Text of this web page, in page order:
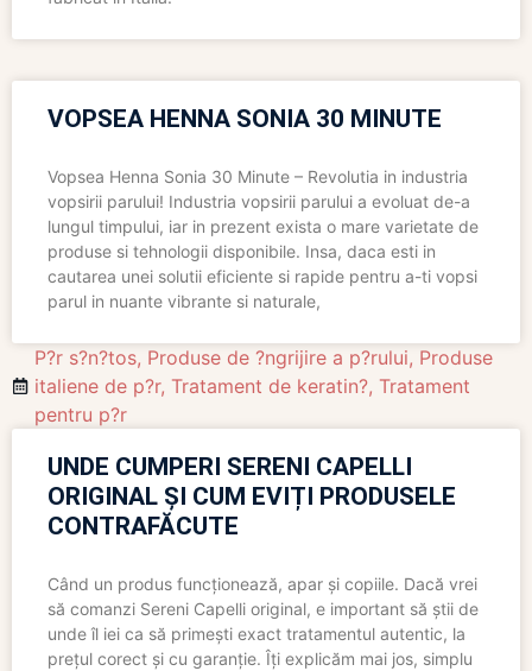
VOPSEA HENNA SONIA 30 MINUTE
Vopsea Henna Sonia 30 Minute – Revolutia in industria
vopsirii parului! Industria vopsirii parului a evoluat de-a
lungul timpului, iar in prezent exista o mare varietate de
produse si tehnologii disponibile. Insa, daca esti in
cautarea unei solutii eficiente si rapide pentru a-ti vopsi
parul in nuante vibrante si naturale,
P?r s?n?tos, Produse de ?ngrijire a p?rului, Produse
italiene de p?r, Tratament de keratin?, Tratament
pentru p?r
UNDE CUMPERI SERENI CAPELLI
ORIGINAL ȘI CUM EVIȚI PRODUSELE
CONTRAFĂCUTE
Când un produs funcționează, apar și copiile. Dacă vrei
să comanzi Sereni Capelli original, e important să știi de
unde îl iei ca să primești exact tratamentul autentic, la
prețul corect și cu garanție. Îți explicăm mai jos, simplu